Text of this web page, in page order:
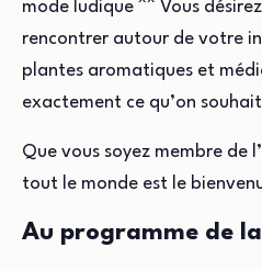
mode ludique ^^ Vous
rencontrer autour de votre
plantes aromatiques et
exactement ce qu’on
Que vous soyez membre de
tout le monde est le
Au programme de